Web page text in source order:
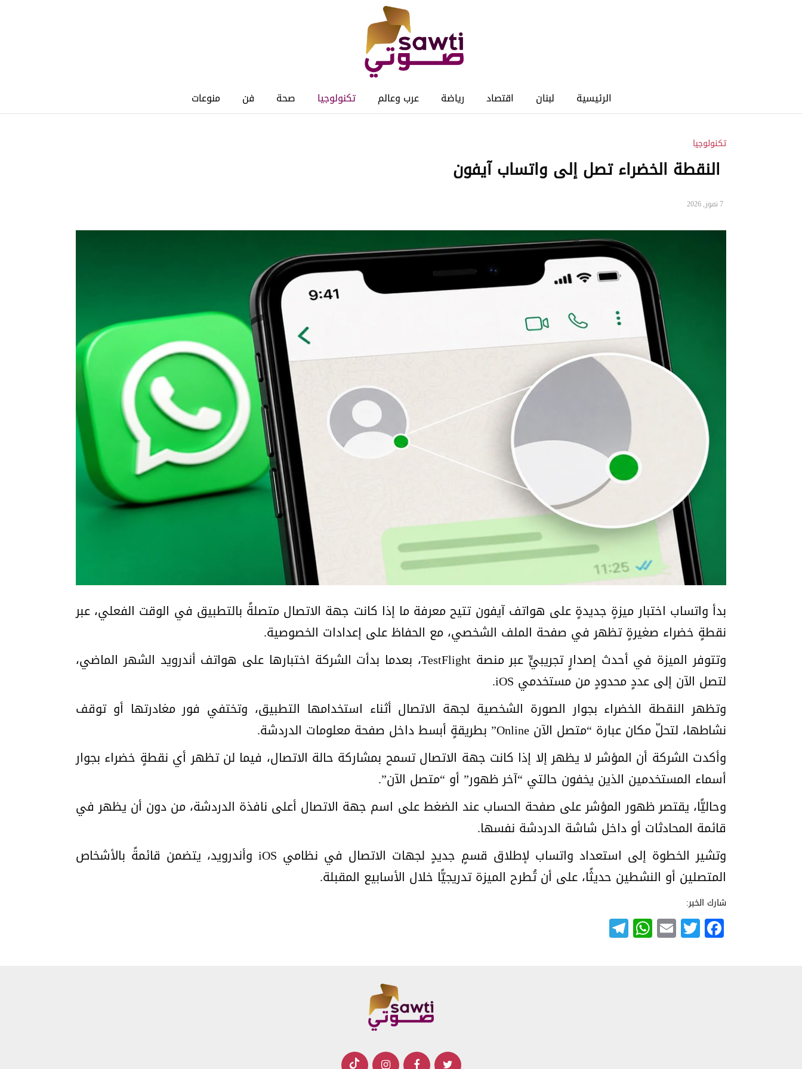
الرئيسية لبنان اقتصاد رياضة عرب وعالم تكنولوجيا صحة فن منوعات
تكنولوجيا
النقطة الخضراء تصل إلى واتساب آيفون
7 تموز, 2026
بدأ واتساب اختبار ميزةٍ جديدةٍ على هواتف آيفون تتيح معرفة ما إذا كانت جهة الاتصال متصلةً بالتطبيق في الوقت الفعلي، عبر
نقطةٍ خضراء صغيرةٍ تظهر في صفحة الملف الشخصي، مع الحفاظ على إعدادات الخصوصية.
وتتوفر الميزة في أحدث إصدارٍ تجريبيٍّ عبر منصة TestFlight، بعدما بدأت الشركة اختبارها على هواتف أندرويد الشهر الماضي،
لتصل الآن إلى عددٍ محدودٍ من مستخدمي iOS.
وتظهر النقطة الخضراء بجوار الصورة الشخصية لجهة الاتصال أثناء استخدامها التطبيق، وتختفي فور مغادرتها أو توقف
نشاطها، لتحلّ مكان عبارة “متصل الآن Online” بطريقةٍ أبسط داخل صفحة معلومات الدردشة.
وأكدت الشركة أن المؤشر لا يظهر إلا إذا كانت جهة الاتصال تسمح بمشاركة حالة الاتصال، فيما لن تظهر أي نقطةٍ خضراء بجوار
أسماء المستخدمين الذين يخفون حالتي “آخر ظهور” أو “متصل الآن”.
وحاليًّا، يقتصر ظهور المؤشر على صفحة الحساب عند الضغط على اسم جهة الاتصال أعلى نافذة الدردشة، من دون أن يظهر في
قائمة المحادثات أو داخل شاشة الدردشة نفسها.
وتشير الخطوة إلى استعداد واتساب لإطلاق قسمٍ جديدٍ لجهات الاتصال في نظامي iOS وأندرويد، يتضمن قائمةً بالأشخاص
المتصلين أو النشطين حديثًا، على أن تُطرح الميزة تدريجيًّا خلال الأسابيع المقبلة.
شارك الخبر:
Facebook
Twitter
Email
WhatsApp